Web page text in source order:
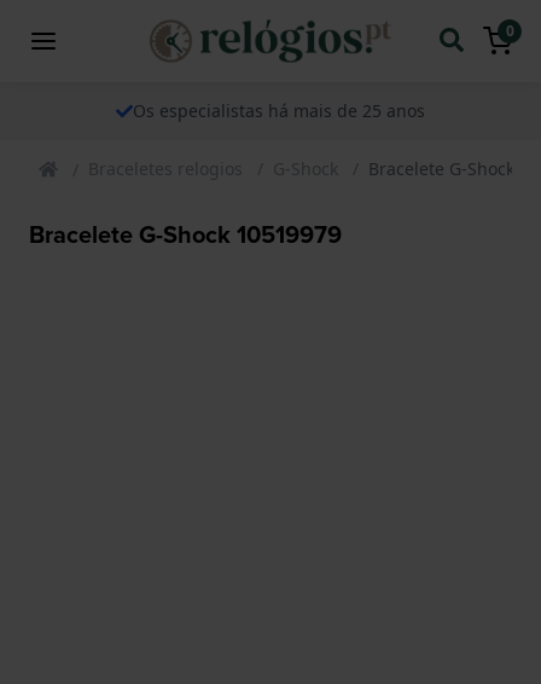
0
Os especialistas há mais de 25 anos
Braceletes relogios G-Shock Bracelete G-Shock
Bracelete G-Shock 10519979